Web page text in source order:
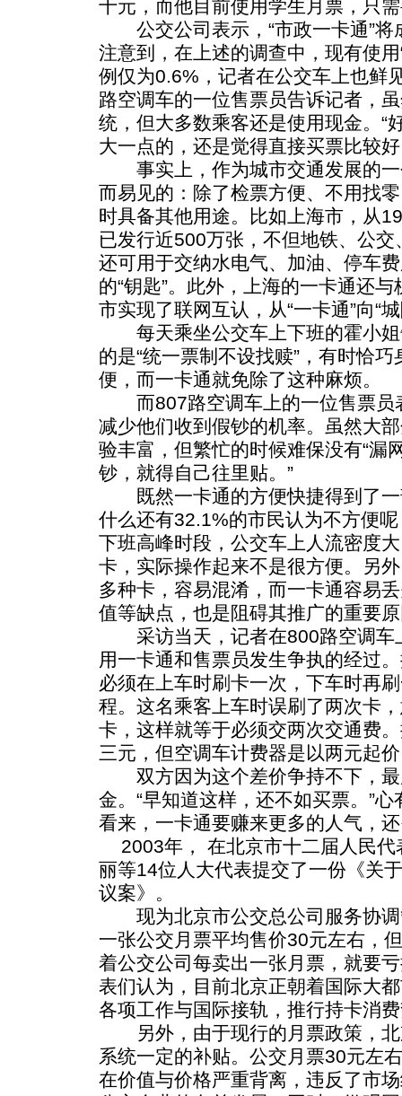
十元，而他目前使用学生月票，只
公交公司表示，“市政一卡通”将
注意到，在上述的调查中，现有使
例仅为0.6%，记者在公交车上也鲜
路空调车的一位售票员告诉记者，
统，但大多数乘客还是使用现金。“
大一点的，还是觉得直接买票比较好
事实上，作为城市交通发展的一
而易见的：除了检票方便、不用找
时具备其他用途。比如上海市，从
已发行近500万张，不但地铁、公
还可用于交纳水电气、加油、停车
的“钥匙”。此外，上海的一卡通还
市实现了联网互认，从“一卡通”向“
每天乘坐公交车上下班的霍小姐
的是“统一票制不设找赎”，有时恰
便，而一卡通就免除了这种麻烦。
而807路空调车上的一位售票员
减少他们收到假钞的机率。虽然大
验丰富，但繁忙的时候难保没有“漏
钞，就得自己往里贴。”
既然一卡通的方便快捷得到了一
什么还有32.1%的市民认为不方便
下班高峰时段，公交车上人流密度
卡，实际操作起来不是很方便。另
多种卡，容易混淆，而一卡通容易
值等缺点，也是阻碍其推广的重要
采访当天，记者在800路空调车
用一卡通和售票员发生争执的经过
必须在上车时刷卡一次，下车时再
程。这名乘客上车时误刷了两次卡
卡，这样就等于必须交两次交通费
三元，但空调车计费器是以两元起
双方因为这个差价争持不下，最
金。“早知道这样，还不如买票。”
看来，一卡通要赚来更多的人气，
2003年， 在北京市十二届人民
丽等14位人大代表提交了一份《关
议案》。
现为北京市公交总公司服务协调
一张公交月票平均售价30元左右，
着公交公司每卖出一张月票，就要
表们认为，目前北京正朝着国际大
各项工作与国际接轨，推行持卡消
另外，由于现行的月票政策，北
系统一定的补贴。公交月票30元左
在价值与价格严重背离，违反了市